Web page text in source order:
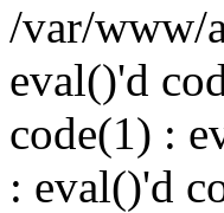
/var/www/
eval()'d
code(1) :
: eval()'d